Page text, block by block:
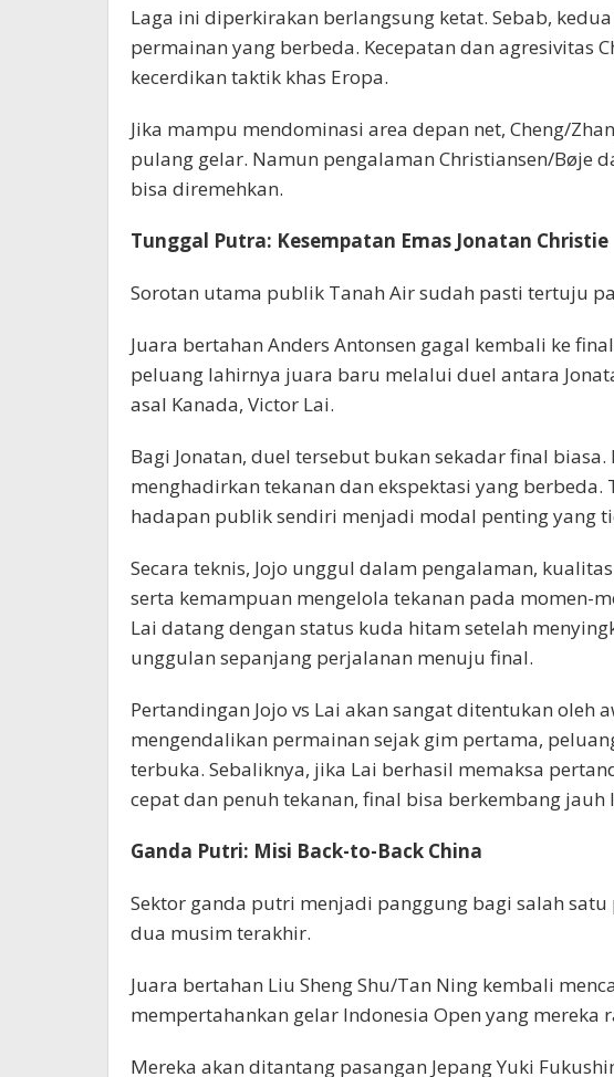
Laga ini diperkirakan berlangsung ketat. Sebab,
permainan yang berbeda. Kecepatan dan agresivitas
kecerdikan taktik khas Eropa.
Jika mampu mendominasi area depan net, Cheng/
pulang gelar. Namun pengalaman Christiansen/Bøje
bisa diremehkan.
Tunggal Putra: Kesempatan Emas Jonatan Christie
Sorotan utama publik Tanah Air sudah pasti tertuju
Juara bertahan Anders Antonsen gagal kembali ke
peluang lahirnya juara baru melalui duel antara
asal Kanada, Victor Lai.
Bagi Jonatan, duel tersebut bukan sekadar final
menghadirkan tekanan dan ekspektasi yang
hadapan publik sendiri menjadi modal penting yang
Secara teknis, Jojo unggul dalam pengalaman,
serta kemampuan mengelola tekanan pada momen-
Lai datang dengan status kuda hitam setelah
unggulan sepanjang perjalanan menuju final.
Pertandingan Jojo vs Lai akan sangat ditentukan oleh
mengendalikan permainan sejak gim pertama,
terbuka. Sebaliknya, jika Lai berhasil memaksa
cepat dan penuh tekanan, final bisa berkembang
Ganda Putri: Misi Back-to-Back China
Sektor ganda putri menjadi panggung bagi salah
dua musim terakhir.
Juara bertahan Liu Sheng Shu/Tan Ning kembali
mempertahankan gelar Indonesia Open yang mereka
Mereka akan ditantang pasangan Jepang Yuki